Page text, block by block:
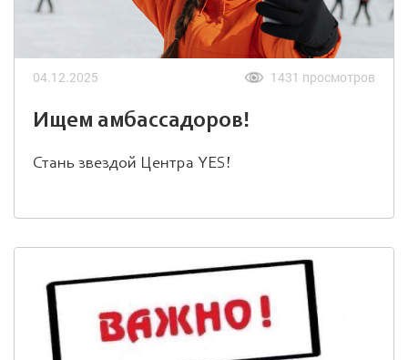
04.12.2025 1431 просмотров
Ищем амбассадоров!
Стань звездой Центра YES!